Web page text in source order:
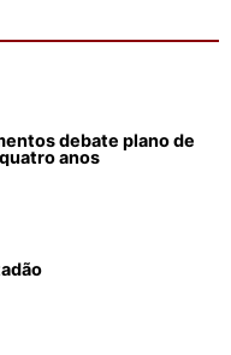
debate plano de
anos